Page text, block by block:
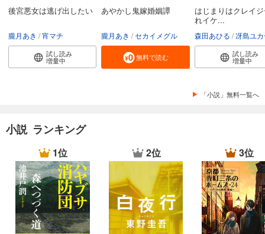
後宮悪女は逃げ出したい
朧月あき 宵マチ
試し読み
増量中
あやかし鬼嫁婚姻譚
朧月あき セカイメグル
無料で読む
はじまりはクレイ
れイケ...
森田あひる 冴島ユ
試し読み
増量中
「小説」無料一覧へ
小説 ランキング
1位 2位 3位